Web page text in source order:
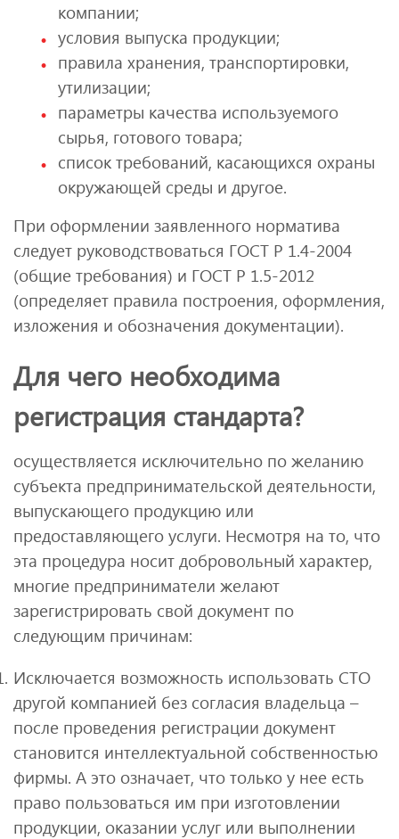
компании;
условия выпуска продукции;
правила хранения, транспортировки,
утилизации;
параметры качества используемого
сырья, готового товара;
список требований, касающихся охраны
окружающей среды и другое.
При оформлении заявленного норматива
следует руководствоваться ГОСТ Р 1.4-2004
(общие требования) и ГОСТ Р 1.5-2012
(определяет правила построения, оформления,
изложения и обозначения документации).
Для чего необходима
регистрация стандарта?
осуществляется исключительно по желанию
субъекта предпринимательской деятельности,
выпускающего продукцию или
предоставляющего услуги. Несмотря на то, что
эта процедура носит добровольный характер,
многие предприниматели желают
зарегистрировать свой документ по
следующим причинам:
Исключается возможность использовать СТО
другой компанией без согласия владельца –
после проведения регистрации документ
становится интеллектуальной собственностью
фирмы. А это означает, что только у нее есть
право пользоваться им при изготовлении
продукции, оказании услуг или выполнении